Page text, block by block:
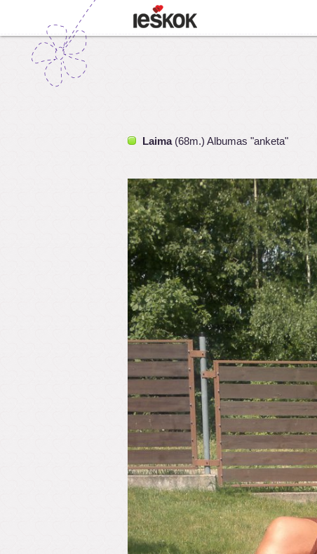
Laima(68m.) Albumas "anketa"